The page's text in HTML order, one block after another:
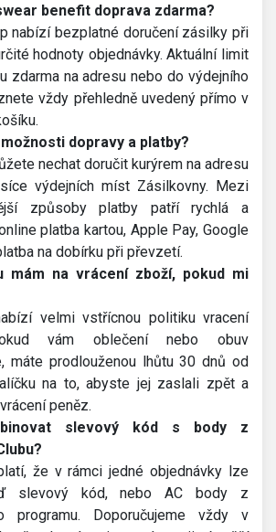
benefit doprava zdarma?
nabízí bezplatné doručení zásilky při
hodnoty objednávky. Aktuální limit
zdarma na adresu nebo do výdejního
vždy přehledně uvedený přímo v
dopravy a platby?
nechat doručit kurýrem na adresu
výdejních míst Zásilkovny. Mezi
způsoby platby patří rychlá a
platba kartou, Apple Pay, Google
na dobírku při převzetí.
mám na vrácení zboží, pokud mi
velmi vstřícnou politiku vracení
vám oblečení nebo obuv
máte prodlouženou lhůtu 30 dnů od
na to, abyste jej zaslali zpět a
peněz.
slevový kód s body z
že v rámci jedné objednávky lze
slevový kód, nebo AC body z
programu. Doporučujeme vždy v